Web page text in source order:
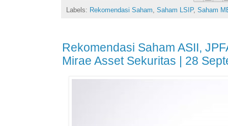
Labels: Rekomendasi Saham Saham LSIP, Saham
Rekomendasi Saham ASII,
Mirae Asset Sekuritas | 28